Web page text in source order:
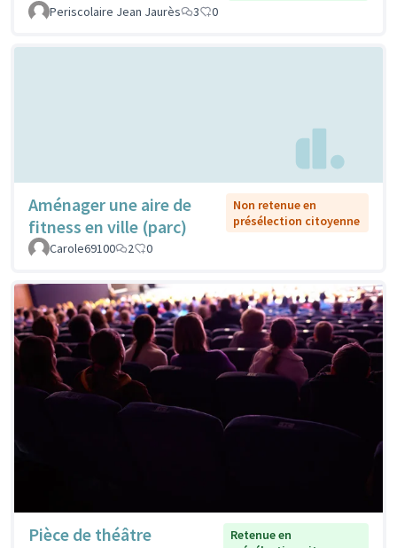
Periscolaire Jean Jaurès
3 0
Aménager une aire de
fitness en ville (parc)
Non retenue en
présélection citoyenne
Carole69100
2 0
Pièce de théâtre
Retenue en